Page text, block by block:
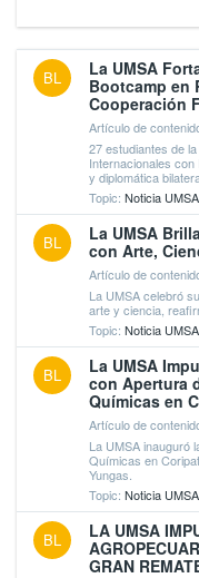
BL
La UMSA
Bootcamp en
Cooperación
Artículo de
27 estudiantes de
Internacionales
y diplomática
Topic: Noticia UMSA
BL
La UMSA
con Arte,
Artículo de
La UMSA celebró
arte y ciencia,
Topic: Noticia UMSA
BL
La UMSA
con Apertura
Químicas en
Artículo de
La UMSA inauguró
Químicas en
Yungas.
Topic: Noticia UMSA
BL
LA UMSA
GRAN